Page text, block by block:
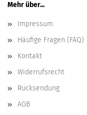
Mehr über...
Impressum
Häufige Fragen (FAQ)
Kontakt
Widerrufsrecht
Rücksendung
AGB